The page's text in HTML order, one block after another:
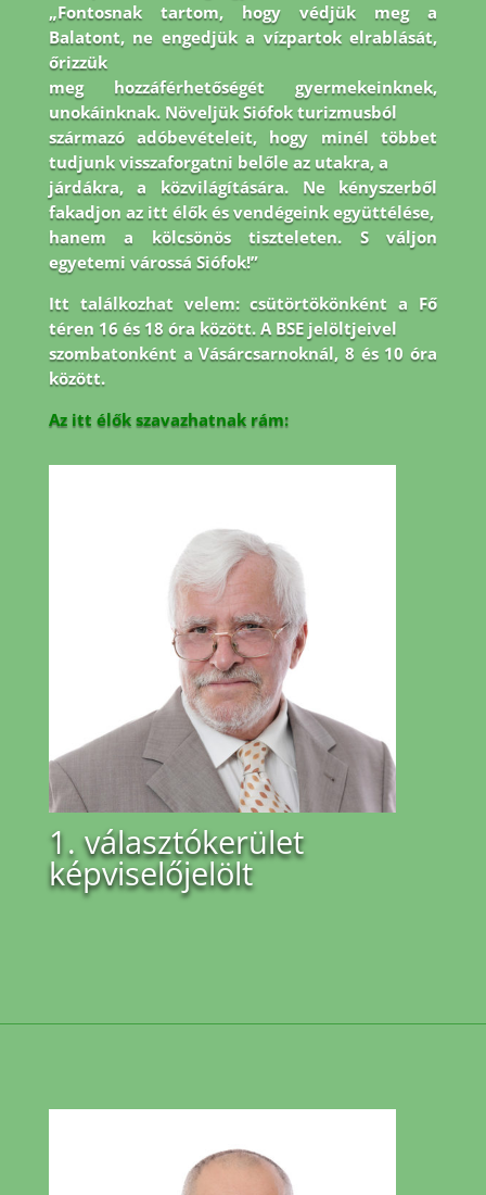
„Fontosnak tartom, hogy védjük meg a
Balatont, ne engedjük a vízpartok elrablását,
őrizzük
meg hozzáférhetőségét gyermekeinknek,
unokáinknak. Növeljük Siófok turizmusból
származó adóbevételeit, hogy minél többet
tudjunk visszaforgatni belőle az utakra, a
járdákra, a közvilágítására. Ne kényszerből
fakadjon az itt élők és vendégeink együttélése,
hanem a kölcsönös tiszteleten. S váljon
egyetemi várossá Siófok!”
Itt találkozhat velem: csütörtökönként a Fő
téren 16 és 18 óra között. A BSE jelöltjeivel
szombatonként a Vásárcsarnoknál, 8 és 10 óra
között.
Az itt élők szavazhatnak rám:
1. választókerület
képviselőjelölt